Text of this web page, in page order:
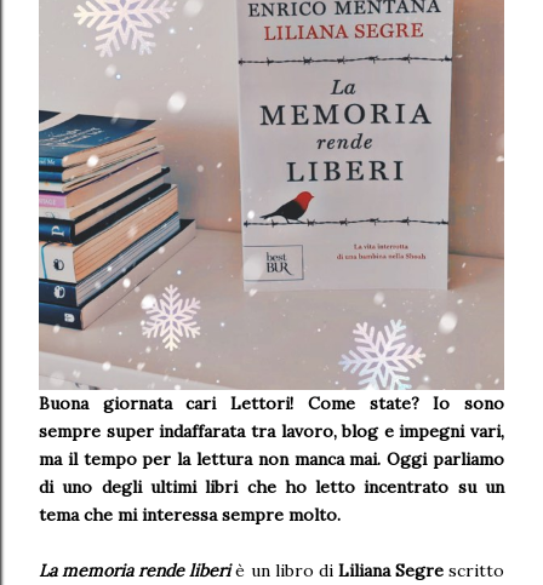
Buona giornata cari Lettori! Come state? Io sono
sempre super indaffarata tra lavoro, blog e impegni vari,
ma il tempo per la lettura non manca mai. Oggi parliamo
di uno degli ultimi libri che ho letto incentrato su un
tema che mi interessa sempre molto.
La memoria rende liberiè un libro diLiliana Segrescritto